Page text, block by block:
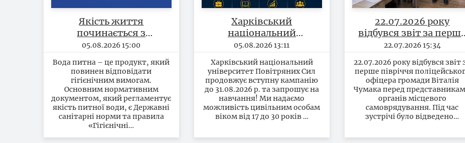
Якість життя
починається з
безпечності питної
05.08.2026 15:00
Вода питна – це продукт, який
повинен відповідати
гігієнічним вимогам.
Основним нормативним
документом, який регламентує
якість питної води, є Державні
санітарні норми та правила
«Гігієнічні…
Харківський
національний
університет
продовжує вступну
кампанію до 31.08.2026
р. та запрошує на
навчання!
05.08.2026 13:11
Харківський національний
університет Повітряних Сил
продовжує вступну кампанію
до 31.08.2026 р. та запрошує на
навчання! Ми надаємо
можливість цивільним особам
віком від 17 до 30 років …
22.07.2026 року
відбувся звіт за
півріччя
громади Віталія
Чумака
22.07.2026 15:34
22.07.2026 року відбувся звіт
перше півріччя
офіцера громади Віталія
Чумака перед
органів місцевого
самоврядування. Під час
зустрічі було відведено…